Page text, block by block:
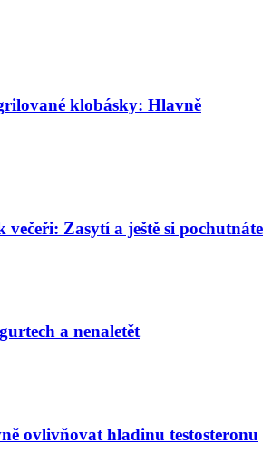
klobásky: Hlavně
večeři: Zasytí a ještě si pochutnáte
a nenaletět
ovlivňovat hladinu testosteronu